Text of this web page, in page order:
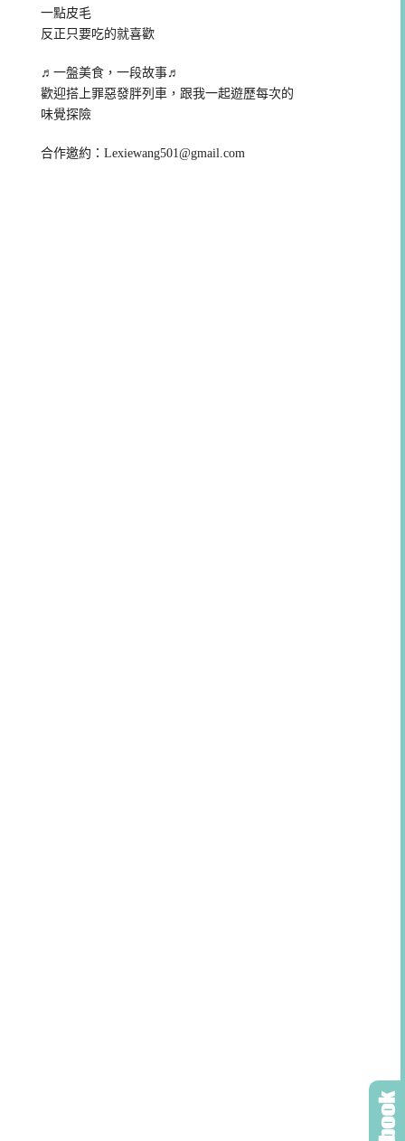
一點皮毛
反正只要吃的就喜歡
♬一盤美食，一段故事♬
歡迎搭上罪惡發胖列車，跟我一起遊歷每次的
味覺探險
合作邀約：Lexiewang501@gmail.com